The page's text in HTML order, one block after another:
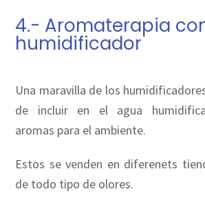
4.- Aromaterapia
humidificador
Una maravilla de los
de incluir en el agua
aromas para el ambiente.
Estos se venden en diferenets
de todo tipo de olores.